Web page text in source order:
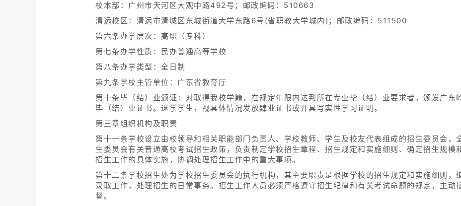
校本部：广州市天河区大观中路492号；邮政编码：510663
清远校区：清远市清城区东城街道大学东路6号(省职教大学城内)；邮政编码：511500
第六条办学层次：高职（专科）
第七条办学性质：民办普通高等学校
第八条办学类型：全日制
第九条学校主管单位：广东省教育厅
第十条毕（结）业颁证：对取得我校学籍，在规定年限内达到所在专业毕（结）业要求者，颁发广东
毕（结）业证书。退学学生，视具体情况发放肄业证书或开具写实性学习证明。
第三章组织机构及职责
第十一条学校设立由校领导和相关职能部门负责人、学校教师、学生及校友代表组成的招生委员会，
生委员会有关普通高校考试招生政策，负责制定学校招生章程、招生规定和实施细则、确定招生规模
招生工作的具体实施，协调处理招生工作中的重大事项。
第十二条学校招生处为学校招生委员会的执行机构，其主要职责是根据学校的招生规定和实施细则，
录取工作，处理招生的日常事务。招生工作人员必须严格遵守招生纪律和有关考试命题的规定，主动
督。